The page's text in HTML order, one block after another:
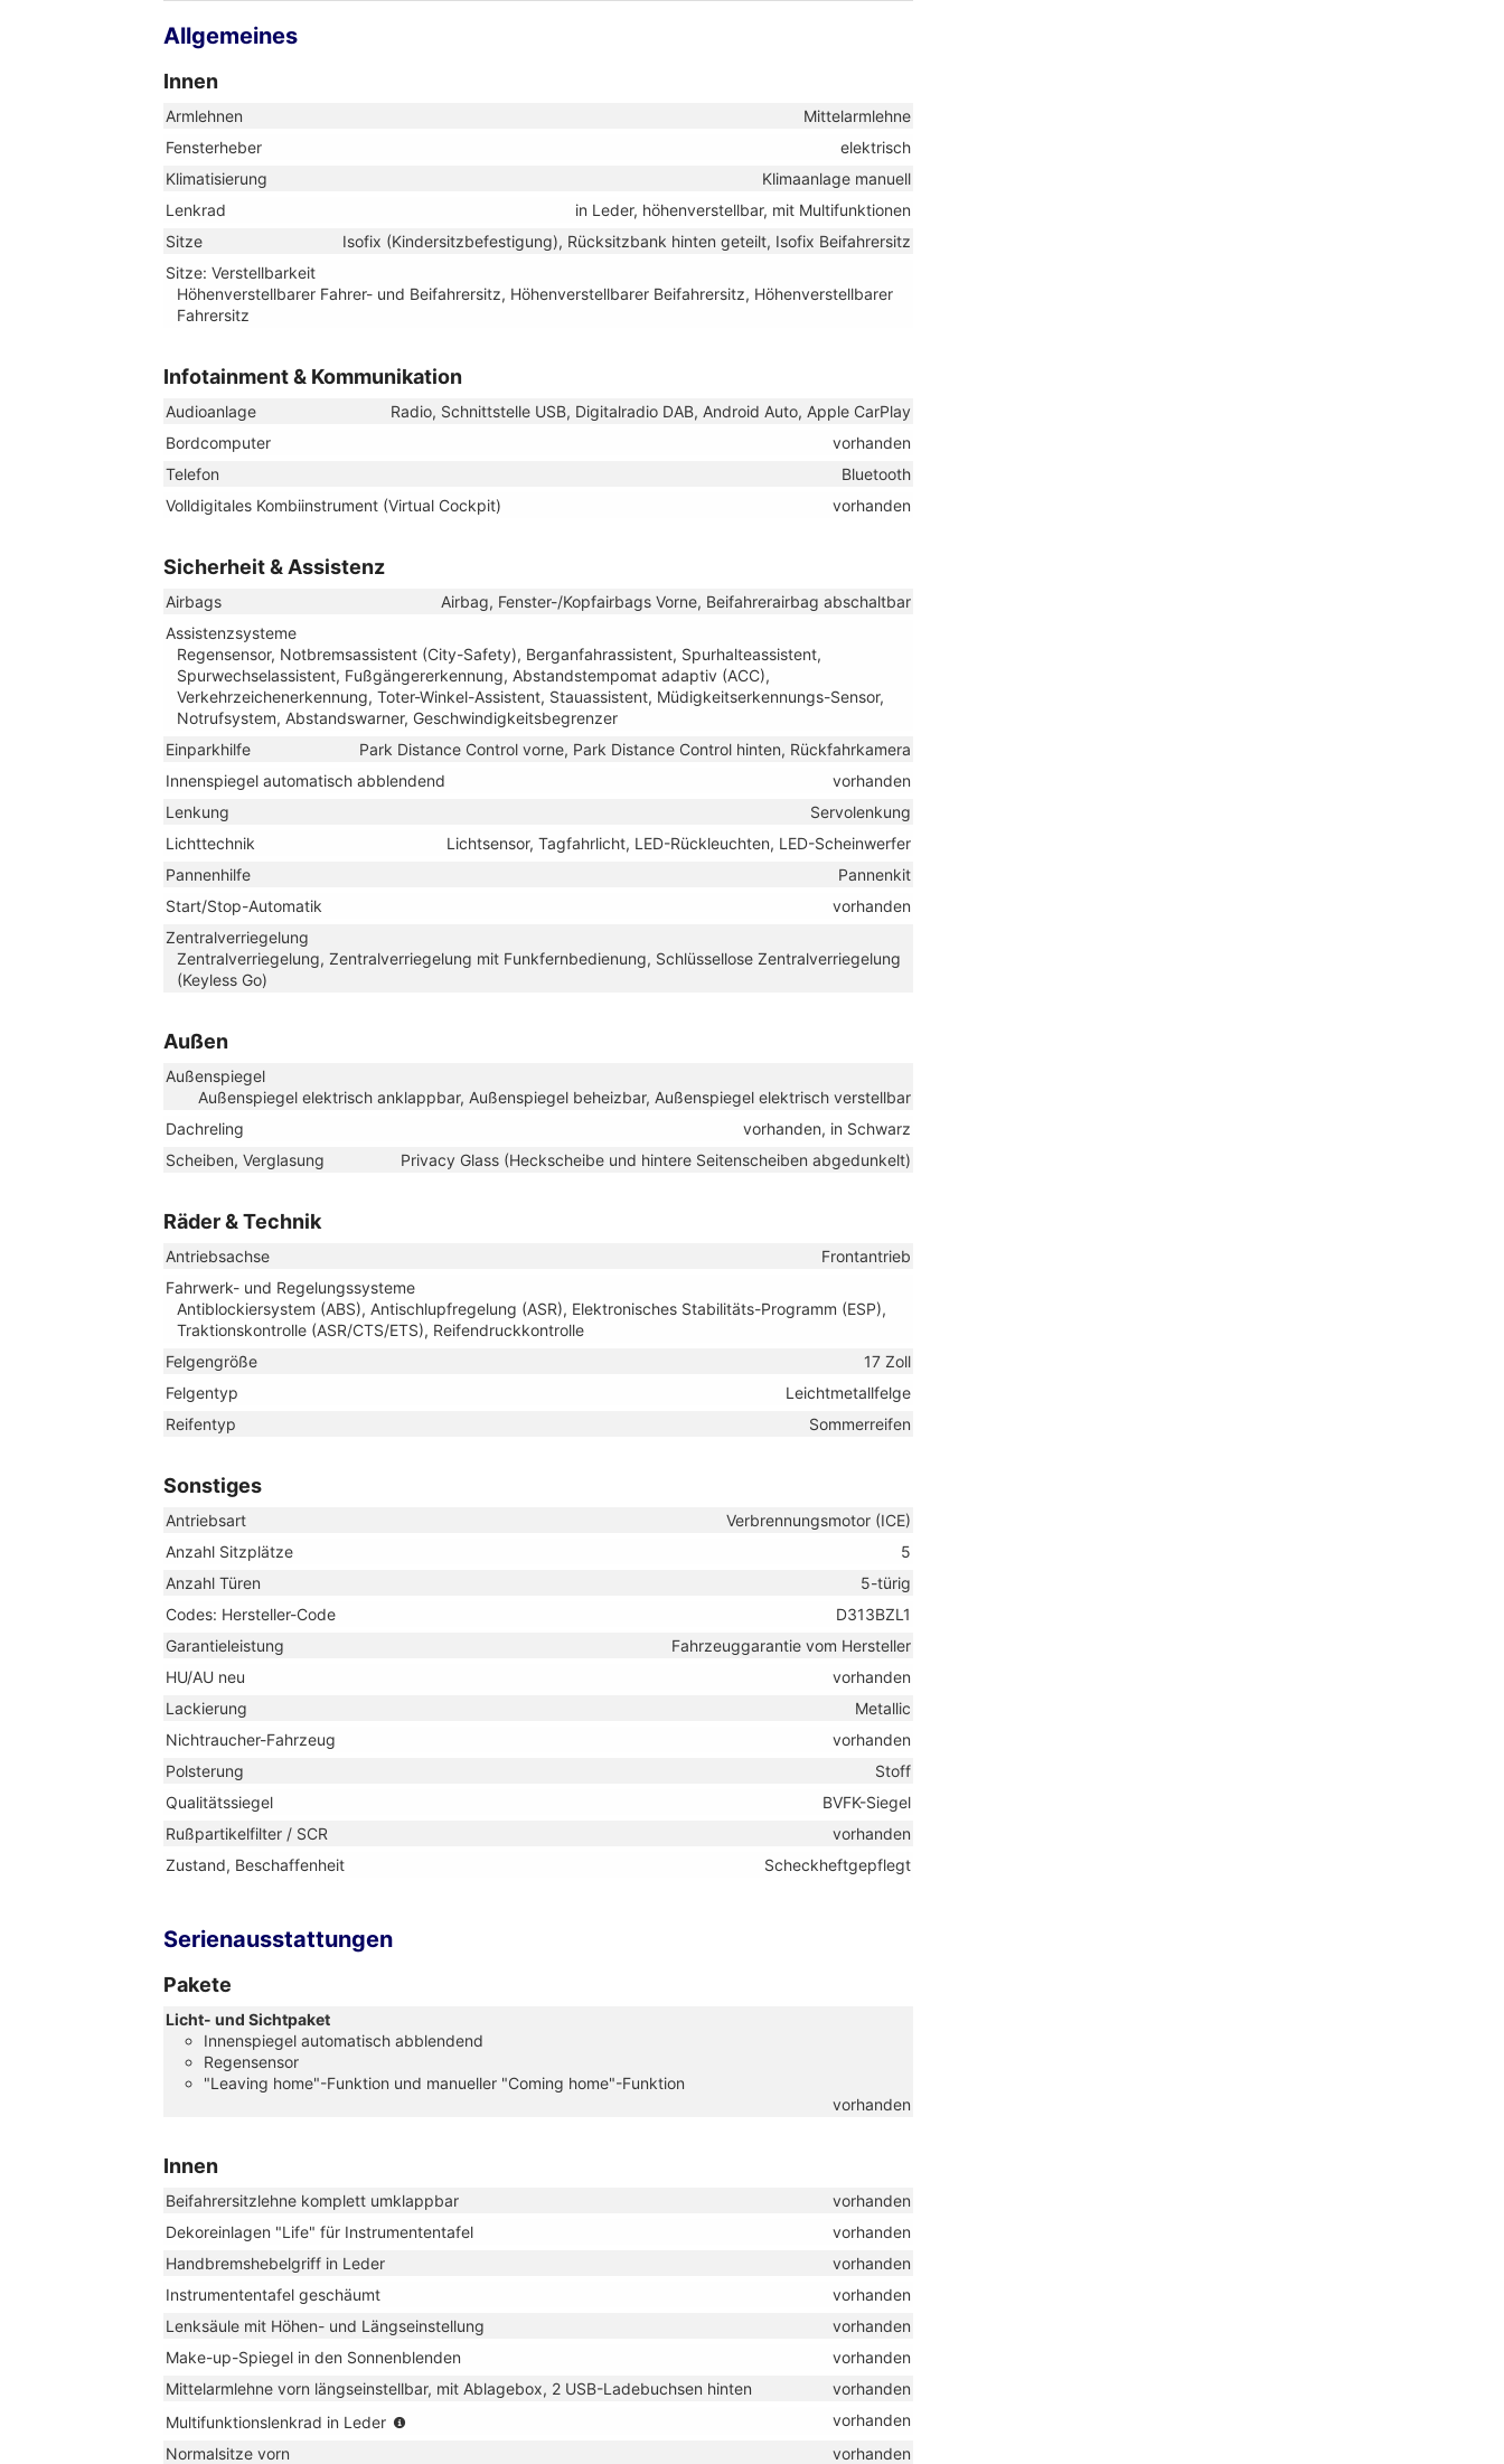
Allgemeines
Innen
Armlehnen
Mittelarmlehne
Fensterheber
elektrisch
Klimatisierung
Klimaanlage manuell
Lenkrad
in Leder, höhenverstellbar, mit Multifunktionen
Sitze
Isofix (Kindersitzbefestigung), Rücksitzbank hinten geteilt, Isofix Beifahrersitz
Sitze: Verstellbarkeit
Höhenverstellbarer Fahrer- und Beifahrersitz, Höhenverstellbarer Beifahrersitz, Höhenverstellbarer
Fahrersitz
Infotainment & Kommunikation
Audioanlage
Radio, Schnittstelle USB, Digitalradio DAB, Android Auto, Apple CarPlay
Bordcomputer
vorhanden
Telefon
Bluetooth
Volldigitales Kombiinstrument (Virtual Cockpit)
vorhanden
Sicherheit & Assistenz
Airbags
Airbag, Fenster-/Kopfairbags Vorne, Beifahrerairbag abschaltbar
Assistenzsysteme
Regensensor, Notbremsassistent (City-Safety), Berganfahrassistent, Spurhalteassistent,
Spurwechselassistent, Fußgängererkennung, Abstandstempomat adaptiv (ACC),
Verkehrzeichenerkennung, Toter-Winkel-Assistent, Stauassistent, Müdigkeitserkennungs-Sensor,
Notrufsystem, Abstandswarner, Geschwindigkeitsbegrenzer
Einparkhilfe
Park Distance Control vorne, Park Distance Control hinten, Rückfahrkamera
Innenspiegel automatisch abblendend
vorhanden
Lenkung
Servolenkung
Lichttechnik
Lichtsensor, Tagfahrlicht, LED-Rückleuchten, LED-Scheinwerfer
Pannenhilfe
Pannenkit
Start/Stop-Automatik
vorhanden
Zentralverriegelung
Zentralverriegelung, Zentralverriegelung mit Funkfernbedienung, Schlüssellose Zentralverriegelung
(Keyless Go)
Außen
Außenspiegel
Außenspiegel elektrisch anklappbar, Außenspiegel beheizbar, Außenspiegel elektrisch verstellbar
Dachreling
vorhanden, in Schwarz
Scheiben, Verglasung
Privacy Glass (Heckscheibe und hintere Seitenscheiben abgedunkelt)
Räder & Technik
Antriebsachse
Frontantrieb
Fahrwerk- und Regelungssysteme
Antiblockiersystem (ABS), Antischlupfregelung (ASR), Elektronisches Stabilitäts-Programm (ESP),
Traktionskontrolle (ASR/CTS/ETS), Reifendruckkontrolle
Felgengröße
17 Zoll
Felgentyp
Leichtmetallfelge
Reifentyp
Sommerreifen
Sonstiges
Antriebsart
Verbrennungsmotor (ICE)
Anzahl Sitzplätze
5
Anzahl Türen
5-türig
Codes: Hersteller-Code
D313BZL1
Garantieleistung
Fahrzeuggarantie vom Hersteller
HU/AU neu
vorhanden
Lackierung
Metallic
Nichtraucher-Fahrzeug
vorhanden
Polsterung
Stoff
Qualitätssiegel
BVFK-Siegel
Rußpartikelfilter / SCR
vorhanden
Zustand, Beschaffenheit
Scheckheftgepflegt
Serienausstattungen
Pakete
Licht- und Sichtpaket
Innenspiegel automatisch abblendend
Regensensor
"Leaving home"-Funktion und manueller "Coming home"-Funktion
vorhanden
Innen
Beifahrersitzlehne komplett umklappbar
vorhanden
Dekoreinlagen "Life" für Instrumententafel
vorhanden
Handbremshebelgriff in Leder
vorhanden
Instrumententafel geschäumt
vorhanden
Lenksäule mit Höhen- und Längseinstellung
vorhanden
Make-up-Spiegel in den Sonnenblenden
vorhanden
Mittelarmlehne vorn längseinstellbar, mit Ablagebox, 2 USB-Ladebuchsen hinten
vorhanden
Multifunktionslenkrad in Leder
vorhanden
Normalsitze vorn
vorhanden